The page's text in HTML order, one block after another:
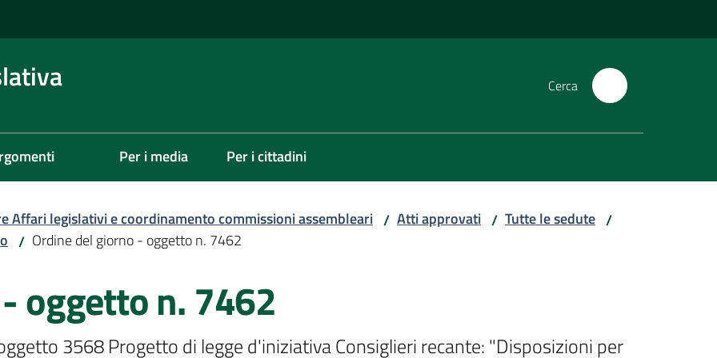
Cerca
Per i media Per i cittadini
Affari legislativi e coordinamento commissioni assembleari / Atti approvati / Tutte le sedute /
/ Ordine del giorno - oggetto n. 7462
oggetto n. 7462
3568 Progetto di legge d'iniziativa Consiglieri recante: "Disposizioni per